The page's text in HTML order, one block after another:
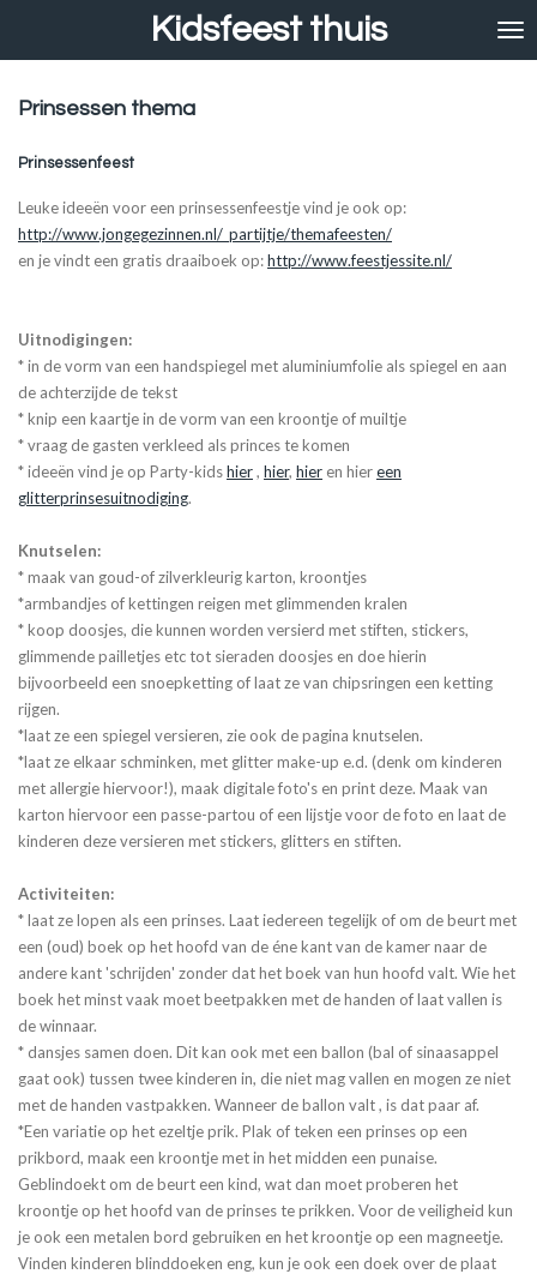
de
Kidsfeest thuis
Prinsessen thema
Prinsessenfeest
Leuke ideeën voor een prinsessenfeestje vind je ook op:
http://www.jongegezinnen.nl/_partijtje/themafeesten/
en je vindt een gratis draaiboek op:http://www.feestjessite.nl/
Uitnodigingen:
* in de vorm van een handspiegel met aluminiumfolie als spiegel en aan
de achterzijde de tekst
* knip een kaartje in de vorm van een kroontje of muiltje
* vraag de gasten verkleed als princes te komen
* ideeën vind je op Party-kidshier, hier, hier en hiereen
glitterprinsesuitnodiging.
Knutselen:
* maak van goud-of zilverkleurig karton, kroontjes
*armbandjes of kettingen reigen met glimmenden kralen
* koop doosjes, die kunnen worden versierd met stiften, stickers,
glimmende pailletjes etc tot sieraden doosjes en doe hierin
bijvoorbeeld een snoepketting of laat ze van chipsringen een ketting
rijgen.
*laat ze een spiegel versieren, zie ook de pagina knutselen.
*laat ze elkaar schminken, met glitter make-up e.d. (denk om kinderen
met allergie hiervoor!), maak digitale foto's en print deze. Maak van
karton hiervoor een passe-partou of een lijstje voor de foto en laat de
kinderen deze versieren met stickers, glitters en stiften.
Activiteiten:
* laat ze lopen als een prinses. Laat iedereen tegelijk of om de beurt met
een (oud) boek op het hoofd van de éne kant van de kamer naar de
andere kant 'schrijden' zonder dat het boek van hun hoofd valt. Wie het
boek het minst vaak moet beetpakken met de handen of laat vallen is
de winnaar.
* dansjes samen doen. Dit kan ook met een ballon (bal of sinaasappel
gaat ook) tussen twee kinderen in, die niet mag vallen en mogen ze niet
met de handen vastpakken. Wanneer de ballon valt , is dat paar af.
*Een variatie op het ezeltje prik. Plak of teken een prinses op een
prikbord, maak een kroontje met in het midden een punaise.
Geblindoekt om de beurt een kind, wat dan moet proberen het
kroontje op het hoofd van de prinses te prikken. Voor de veiligheid kun
je ook een metalen bord gebruiken en het kroontje op een magneetje.
Vinden kinderen blinddoeken eng, kun je ook een doek over de plaat